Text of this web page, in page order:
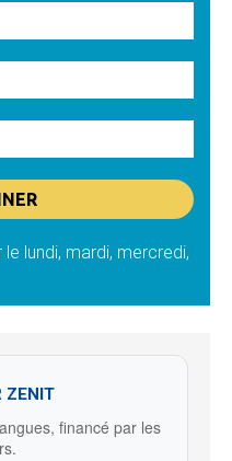
lundi, mardi, mercredi,
ZENIT
financé par les